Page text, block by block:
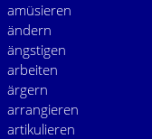
amüsieren
ändern
ängstigen
arbeiten
ärgern
arrangieren
artikulieren